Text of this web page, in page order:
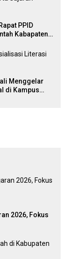
PPID
Kabapaten
Menggelar
di Kampus
2026, Fokus